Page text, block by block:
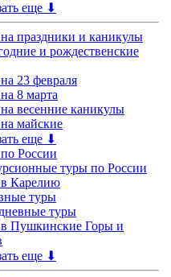
еще ⬇
праздники и каникулы
и рождественские
23 февраля
8 марта
весенние каникулы
майские
еще ⬇
России
туры по России
Карелию
туры
туры
Пушкинские Горы и
еще ⬇